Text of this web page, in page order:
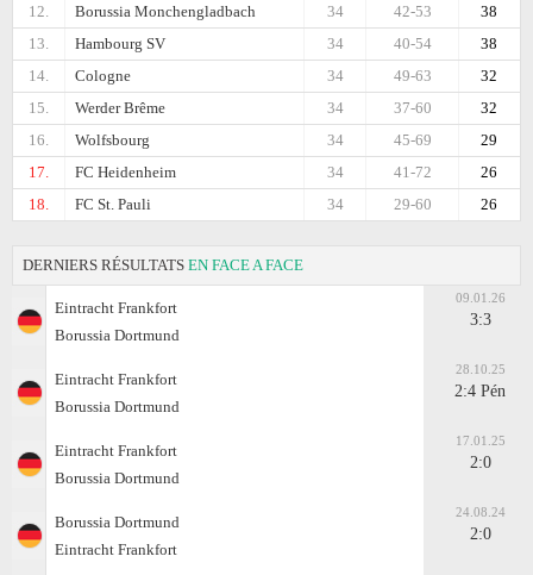
12.
Borussia Monchengladbach 38
42-53
34
13.
Hambourg SV 38
40-54
34
14.
Cologne 32
49-63
34
15.
Werder Brême 32
37-60
34
16.
Wolfsbourg 29
45-69
34
17.
FC Heidenheim 26
41-72
34
18.
FC St. Pauli 26
29-60
34
DERNIERS RÉSULTATS EN FACE A FACE
Eintracht Frankfоrt
Borussia Dortmund
09.01.26
3:3
Eintracht Frankfоrt
Borussia Dortmund
28.10.25
2:4 Pén
Eintracht Frankfоrt
Borussia Dortmund
17.01.25
2:0
Borussia Dortmund
Eintracht Frankfоrt
24.08.24
2:0